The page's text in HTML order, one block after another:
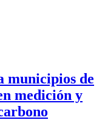
municipios de
medición y